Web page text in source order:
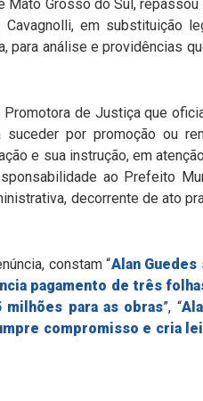
Grosso do Sul, repassou
em substituição
para análise e providências
de Justiça que
por promoção ou
e sua instrução, em
ao Prefeito
decorrente de ato
constam “Alan Guedes
pagamento de três
milhões para as obras”, “
compromisso e cria